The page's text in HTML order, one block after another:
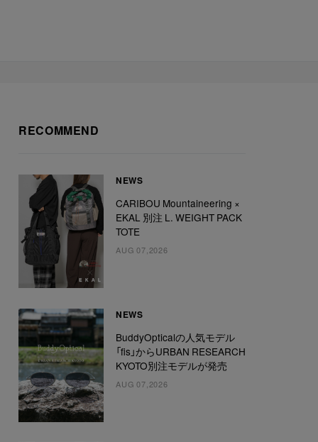
RECOMMEND
NEWS
CARIBOU Mountaineering ×
EKAL 別注 L. WEIGHT PACK
TOTE
AUG 07,2026
NEWS
BuddyOpticalの人気モデル
「fis」からURBAN RESEARCH
KYOTO別注モデルが発売
AUG 07,2026